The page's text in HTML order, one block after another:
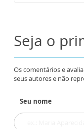
Seja o
Os comentários e
seus autores e não
Seu nome